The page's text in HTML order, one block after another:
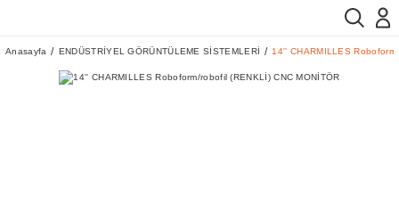
Anasayfa ENDÜSTRİYEL GÖRÜNTÜLEME SİSTEMLERİ 14'' CHARMILLES